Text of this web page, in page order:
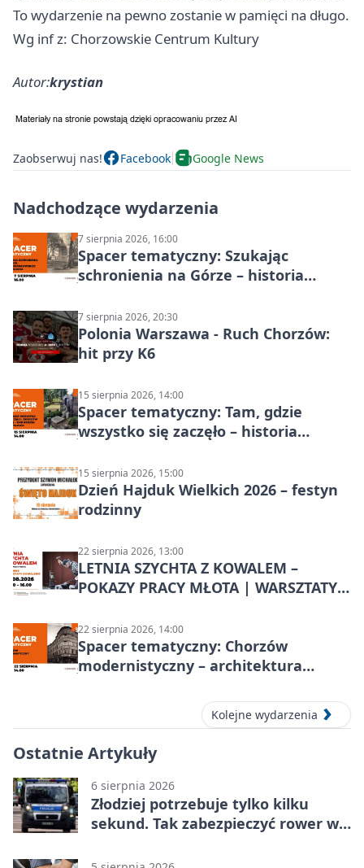
To wydarzenie na pewno zostanie w pamięci na długo.
Wg inf z: Chorzowskie Centrum Kultury
Autor:krystian
Zaobserwuj nas! Facebook Google News
Nadchodzące wydarzenia
7 sierpnia 2026, 16:00
Spacer tematyczny: Szukając
schronienia na Górze – historia
7 sierpnia 2026, 20:30
Polonia Warszawa - Ruch Chorzów:
hit przy K6
15 sierpnia 2026, 14:00
Spacer tematyczny: Tam, gdzie
wszystko się zaczęło – historia
15 sierpnia 2026, 15:00
Dzień Hajduk Wielkich 2026 – festyn
rodzinny
22 sierpnia 2026, 13:00
LETNIA SZYCHTA Z KOWALEM –
POKAZY PRACY MŁOTA | WARSZTATY
22 sierpnia 2026, 14:00
Spacer tematyczny: Chorzów
modernistyczny – architektura
Kolejne wydarzenia
Ostatnie Artykuły
6 sierpnia 2026
Złodziej potrzebuje tylko kilku
sekund. Tak zabezpieczyć rower w